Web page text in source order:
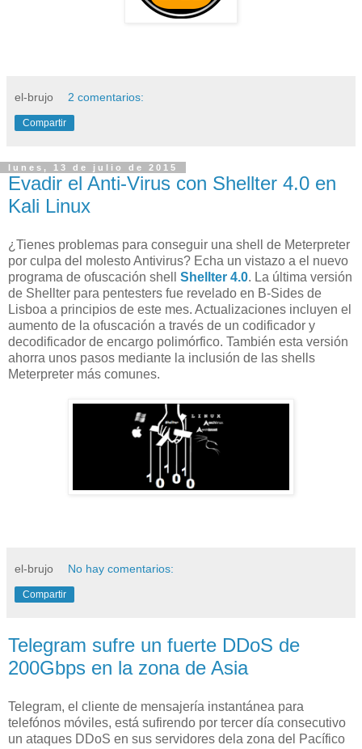
el-brujo 2 comentarios:
Compartir
lunes, 13 de julio de 2015
Evadir el Anti-Virus con Shellter 4.0 en
Kali Linux
¿Tienes problemas para conseguir una shell de Meterpreter
por culpa del molesto Antivirus? Echa un vistazo a el nuevo
programa de ofuscación shell Shellter 4.0. La última versión
de Shellter para pentesters fue revelado en B-Sides de
Lisboa a principios de este mes. Actualizaciones incluyen el
aumento de la ofuscación a través de un codificador y
decodificador de encargo polimórfico. También esta versión
ahorra unos pasos mediante la inclusión de las shells
Meterpreter más comunes.
el-brujo No hay comentarios:
Compartir
Telegram sufre un fuerte DDoS de
200Gbps en la zona de Asia
Telegram, el cliente de mensajería instantánea para
telefónos móviles, está sufirendo por tercer día consecutivo
un ataques DDoS en sus servidores dela zona del Pacífico